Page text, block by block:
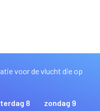
voor de vlucht die op
8
zondag 9